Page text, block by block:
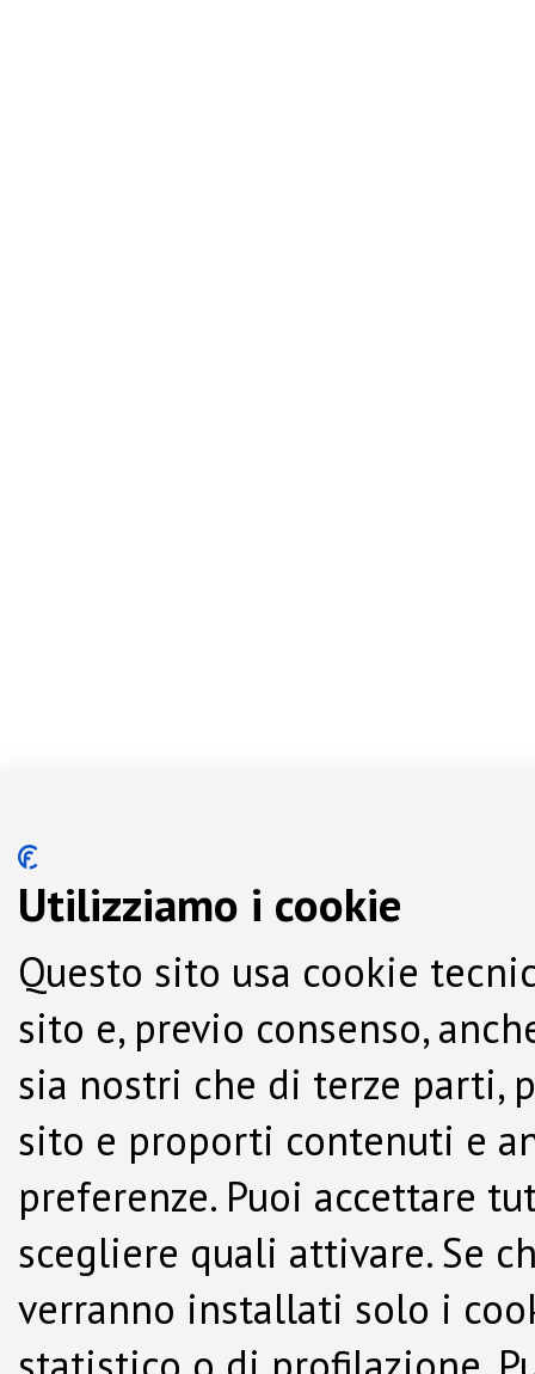
Utilizziamo i cookie
Questo sito usa cookie
sito e, previo consenso,
sia nostri che di terze parti,
sito e proporti contenuti e
preferenze. Puoi accettare
scegliere quali attivare. Se
verranno installati solo i